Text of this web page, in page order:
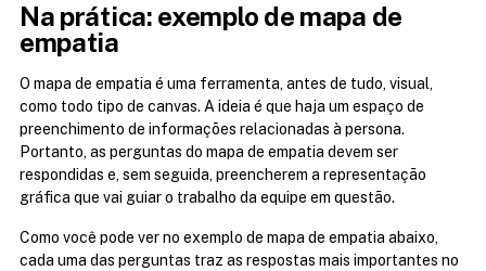
Na prática: exemplo de mapa de
empatia
O mapa de empatia é uma ferramenta, antes de tudo, visual,
como todo tipo de canvas. A ideia é que haja um espaço de
preenchimento de informações relacionadas à persona.
Portanto, as perguntas do mapa de empatia devem ser
respondidas e, sem seguida, preencherem a representação
gráfica que vai guiar o trabalho da equipe em questão.
Como você pode ver no exemplo de mapa de empatia abaixo,
cada uma das perguntas traz as respostas mais importantes no